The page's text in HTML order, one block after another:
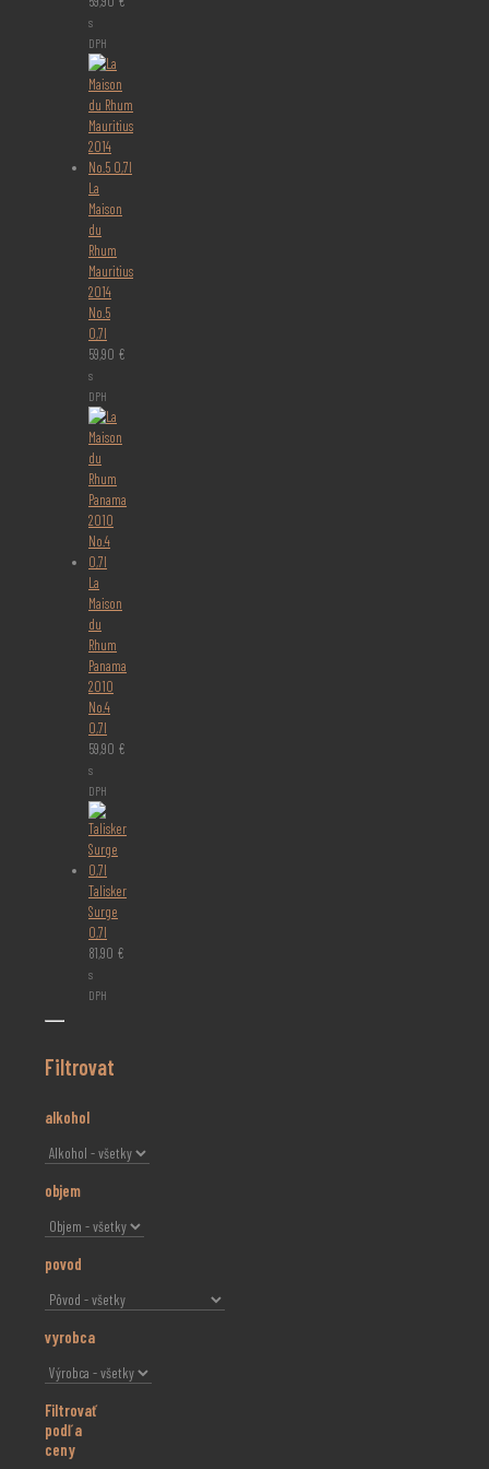
s
DPH
La
Maison
du
Rhum
Mauritius
2014
No.5
0,7l
59,90 €
s
DPH
La
Maison
du
Rhum
Panama
2010
No.4
0,7l
59,90 €
s
DPH
Talisker
Surge
0,7l
81,90 €
s
DPH
Filtrovat
alkohol
objem
povod
vyrobca
Filtrovať
podľa
ceny